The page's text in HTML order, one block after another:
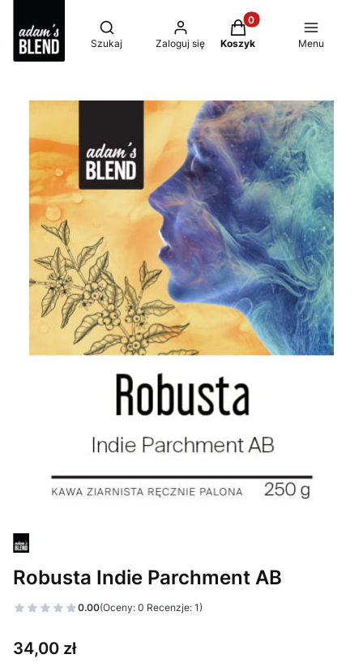
Otwórz wyszukiwarkę
Szukaj Zaloguj się
Produkty w koszyku:
Koszyk Menu
Robusta Indie Parchment AB
0.00(Oceny: 0 Recenzje: 1)
Cena
34,00 zł